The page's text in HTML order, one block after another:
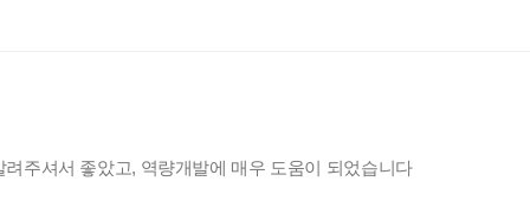
주셔서 좋았고, 역량개발에 매우 도움이 되었습니다